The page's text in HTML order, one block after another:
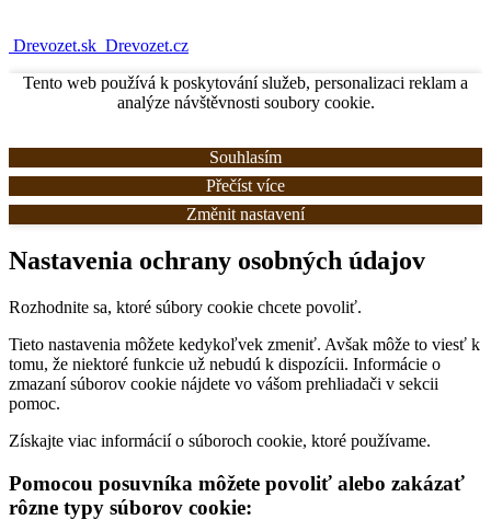
Drevozet.sk Drevozet.cz
Tento web používá k poskytování služeb, personalizaci reklam a
analýze návštěvnosti soubory cookie.
Souhlasím
Přečíst více
Změnit nastavení
Nastavenia ochrany osobných údajov
Rozhodnite sa, ktoré súbory cookie chcete povoliť.
Tieto nastavenia môžete kedykoľvek zmeniť. Avšak môže to viesť k
tomu, že niektoré funkcie už nebudú k dispozícii. Informácie o
zmazaní súborov cookie nájdete vo vášom prehliadači v sekcii
pomoc.
Získajte viac informácií o súboroch cookie, ktoré používame.
Pomocou posuvníka môžete povoliť alebo zakázať
rôzne typy súborov cookie: